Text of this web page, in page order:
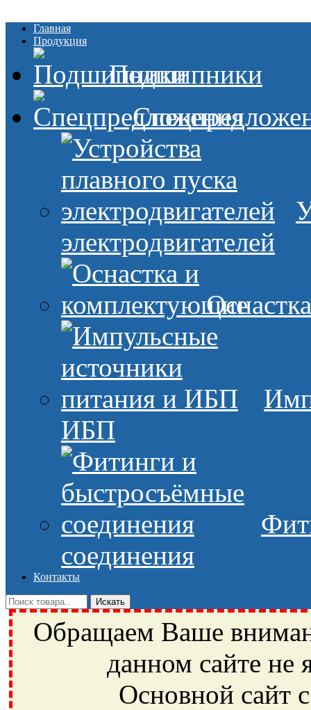
Главная
Продукция
Подшипники
электродвигателей
ИБП
соединения
Контакты
Обращаем Ваше
данном сайте не
Основной сайт